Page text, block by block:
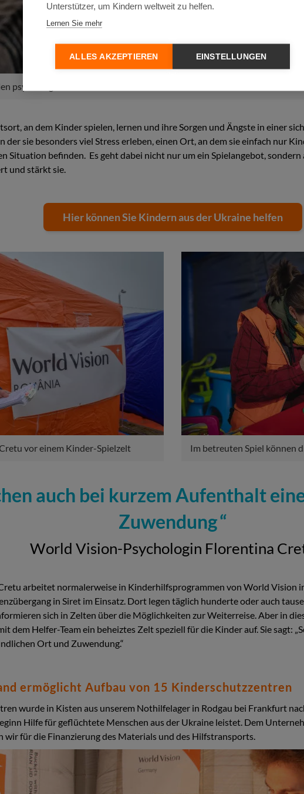
psychologisch betreut.
an dem Kinder spielen, lernen und ihre Sorgen und Ängste in einer
der sie besonders viel Stress erleben, einen Ort, an dem sie einfach nur
Situation befinden. Es geht dabei nicht nur um ein Spielangebot,
und stärkt sie.
Hier können Sie Kindern aus der Ukraine helfen
vor einem Kinder-Spielzelt Im betreuten Spiel können
auch bei kurzem Aufenthalt
Zuwendung
World Vision-Psychologin Florentina
arbeitet normalerweise in Kinderhilfsprogrammen von World Vision
in Siret im Einsatz. Dort legen täglich hunderte oder auch
sich in Zelten über die Möglichkeiten zur Weiterreise. Aber in
dem Helfer-Team ein beheiztes Zelt speziell für die Kinder auf. Sie sagt:
Ort und Zuwendung.“
ermöglicht Aufbau von 15 Kinderschutzzentren
wurde in Kisten aus unserem Nothilfelager in Rodgau bei Frankfurt
Hilfe für geflüchtete Menschen aus der Ukraine leistet. Dem
für die Finanzierung des Materials und des Hilfstransports.
Unterstützer, um Kindern weltweit zu helfen.
Lernen Sie mehr
ALLES AKZEPTIEREN EINSTELLUNGEN